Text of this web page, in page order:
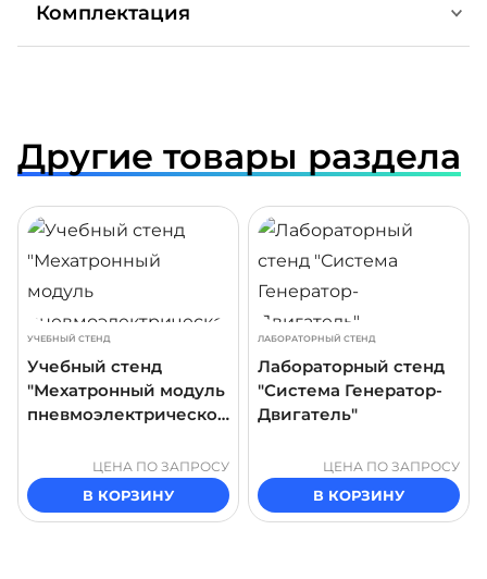
Комплектация
Другие товары раздела
УЧЕБНЫЙ СТЕНД
Учебный стенд
"Мехатронный модуль
пневмоэлектрическог
ЦЕНА ПО ЗАПРОСУ
В КОРЗИНУ
ЛАБОРАТОРНЫЙ СТЕНД
Лабораторный стенд
"Система Генератор-
Двигатель"
ЦЕНА ПО ЗАПРОСУ
В КОРЗИНУ
ПОДРОБНЕЕ